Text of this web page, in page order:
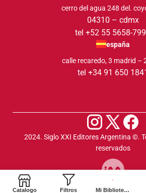
cerro del agua 248 del.
04310 – cdmx
tel +52 55 5658-
españa
calle recaredo, 3 madrid –
tel +34 91 650
2024. Siglo XXI Editores Argentina ©️.
reservados
Catalogo Filtros Mi Biblioteca